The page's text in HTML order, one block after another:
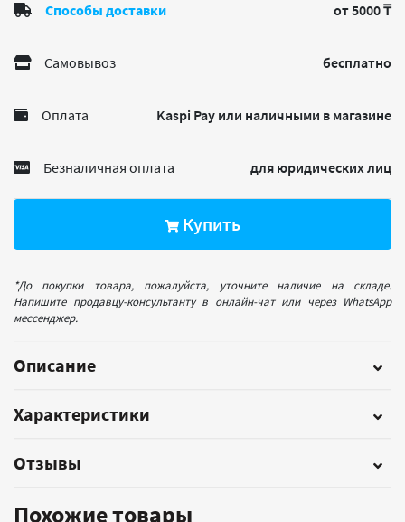
Способы доставки от 5000 ₸
Самовывоз бесплатно
Оплата Kaspi Pay или наличными в магазине
Безналичная оплата для юридических лиц
Купить
*До покупки товара, пожалуйста, уточните наличие на складе.
Напишите продавцу-консультанту в онлайн-чат или через WhatsApp
мессенджер.
Описание
Характеристики
Отзывы
Похожие товары